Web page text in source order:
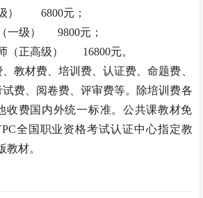
）
6800元；
（一级）
9800元；
（正高级）
16800元。
教材费、培训费、认证费、命题费、
费、阅卷费、评审费等。除培训费各
收费国内外统一标准。公共课教材免
全国职业资格考试认证中心指定教
教材。